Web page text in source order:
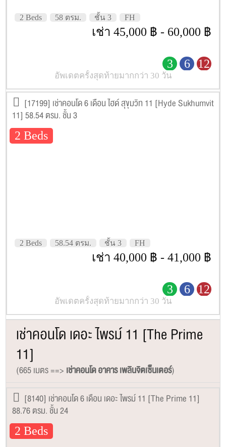
2 Beds 58 ตรม. ชั้น 3 FH
เช่า 45,000 ฿ - 60,000 ฿
3 6 12
อัพเดตครั้งสุดท้ายมากกว่า 30 วัน
[17199] เช่าคอนโด 6 เดือน ไฮด์ สุขุมวิท 11 [Hyde Sukhumvit
11] 58.54 ตรม. ชั้น 3
2 Beds
2 Beds 58.54 ตรม. ชั้น 3 FH
เช่า 40,000 ฿ - 41,000 ฿
3 6 12
อัพเดตครั้งสุดท้ายมากกว่า 30 วัน
เช่าคอนโด เดอะ ไพรม์ 11 [The Prime
11]
(665 เมตร ==> เช่าคอนโด อาคาร เพลินจิตเซ็นเตอร์)
[8140] เช่าคอนโด 6 เดือน เดอะ ไพรม์ 11 [The Prime 11]
88.76 ตรม. ชั้น 24
2 Beds